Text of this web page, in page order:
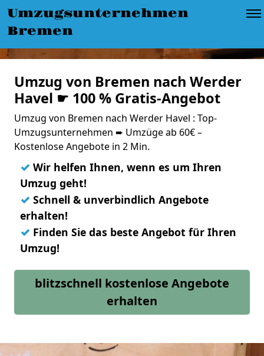
Umzugsunternehmen
Bremen
Umzug von Bremen nach Werder
Havel ☛ 100 % Gratis-Angebot
Umzug von Bremen nach Werder Havel : Top-
Umzugsunternehmen ➨ Umzüge ab 60€ –
Kostenlose Angebote in 2 Min.
✓ Wir helfen Ihnen, wenn es um Ihren
Umzug geht!
✓ Schnell & unverbindlich Angebote
erhalten!
✓ Finden Sie das beste Angebot für Ihren
Umzug!
blitzschnell kostenlose Angebote
erhalten